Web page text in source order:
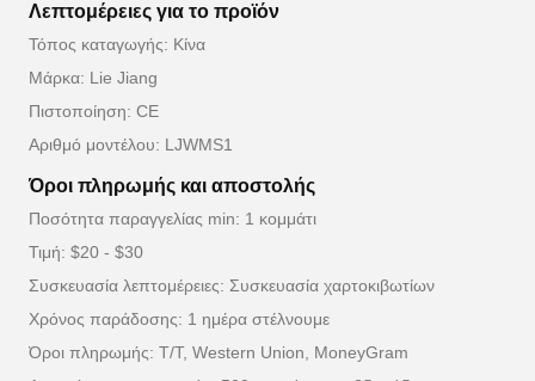
Λεπτομέρειες για το προϊόν
Τόπος καταγωγής: Κίνα
Μάρκα: Lie Jiang
Πιστοποίηση: CE
Αριθμό μοντέλου: LJWMS1
Όροι πληρωμής και αποστολής
Ποσότητα παραγγελίας min: 1 κομμάτι
Τιμή: $20 - $30
Συσκευασία λεπτομέρειες: Συσκευασία χαρτοκιβωτίων
Χρόνος παράδοσης: 1 ημέρα στέλνουμε
Όροι πληρωμής: T/T, Western Union, MoneyGram